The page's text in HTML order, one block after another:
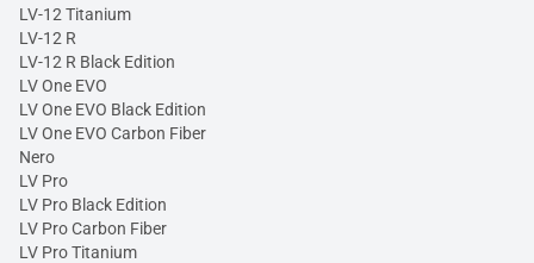
LV-12 Titanium
LV-12 R
LV-12 R Black Edition
LV One EVO
LV One EVO Black Edition
LV One EVO Carbon Fiber
Nero
LV Pro
LV Pro Black Edition
LV Pro Carbon Fiber
LV Pro Titanium